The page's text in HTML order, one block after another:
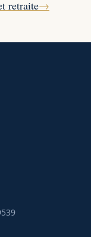
retraite→